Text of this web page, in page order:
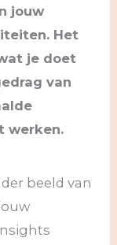
jouw
Het
je doet
van
werken.
beeld van